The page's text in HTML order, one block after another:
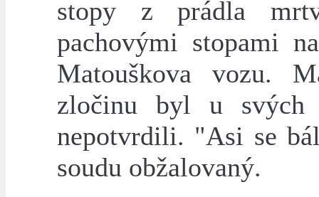
stopy z prádla
pachovými stopami
Matouškova vozu.
zločinu byl u
nepotvrdili. "Asi se
soudu obžalovaný.